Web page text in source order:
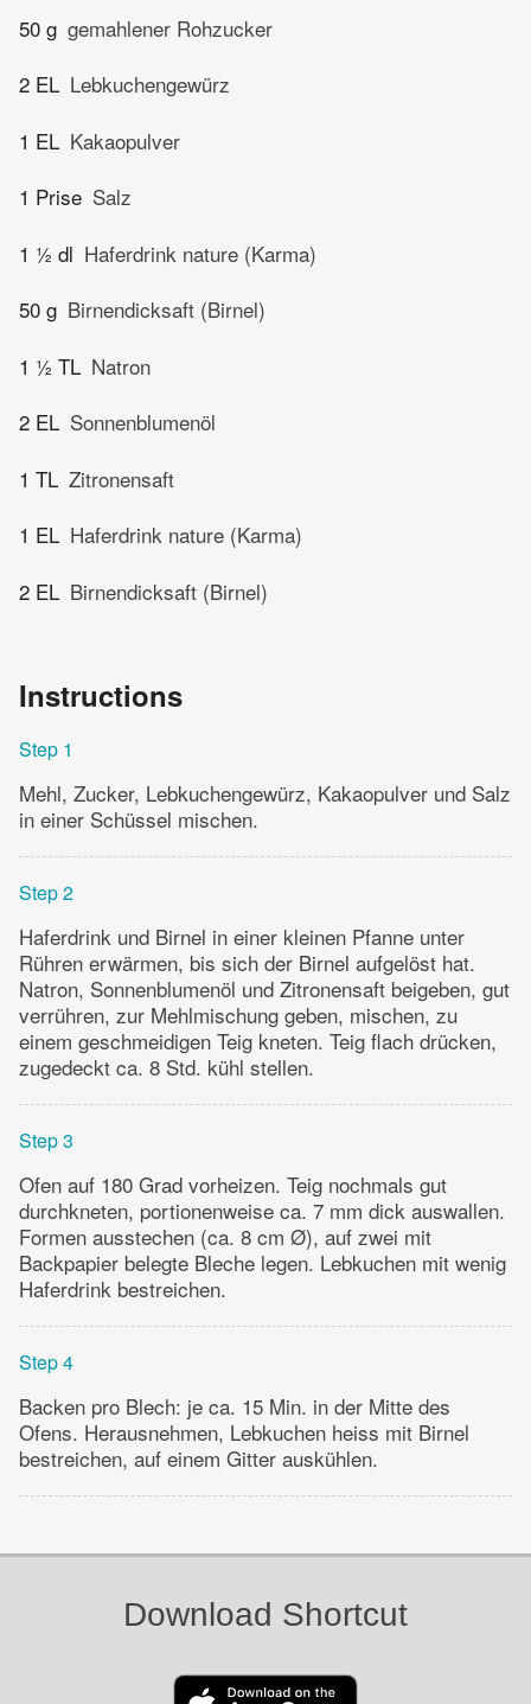
50 g gemahlener Rohzucker
2 EL Lebkuchengewürz
1 EL Kakaopulver
1 Prise Salz
1 ½ dl Haferdrink nature (Karma)
50 g Birnendicksaft (Birnel)
1 ½ TL Natron
2 EL Sonnenblumenöl
1 TL Zitronensaft
1 EL Haferdrink nature (Karma)
2 EL Birnendicksaft (Birnel)
Instructions
Step 1
Mehl, Zucker, Lebkuchengewürz, Kakaopulver und Salz
in einer Schüssel mischen.
Step 2
Haferdrink und Birnel in einer kleinen Pfanne unter
Rühren erwärmen, bis sich der Birnel aufgelöst hat.
Natron, Sonnenblumenöl und Zitronensaft beigeben, gut
verrühren, zur Mehlmischung geben, mischen, zu
einem geschmeidigen Teig kneten. Teig flach drücken,
zugedeckt ca. 8 Std. kühl stellen.
Step 3
Ofen auf 180 Grad vorheizen. Teig nochmals gut
durchkneten, portionenweise ca. 7 mm dick auswallen.
Formen ausstechen (ca. 8 cm Ø), auf zwei mit
Backpapier belegte Bleche legen. Lebkuchen mit wenig
Haferdrink bestreichen.
Step 4
Backen pro Blech: je ca. 15 Min. in der Mitte des
Ofens. Herausnehmen, Lebkuchen heiss mit Birnel
bestreichen, auf einem Gitter auskühlen.
Download Shortcut